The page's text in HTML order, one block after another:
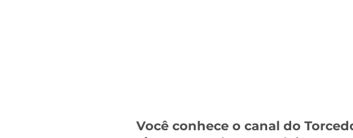
Você conhece o canal do